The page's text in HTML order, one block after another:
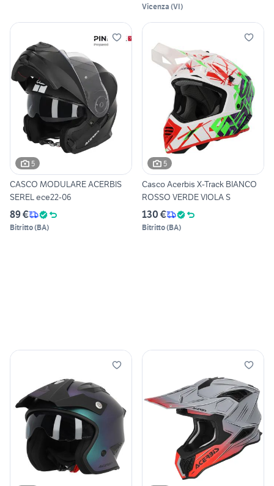
Vicenza (VI)
5
CASCO MODULARE ACERBIS
SEREL ece22-06
89 €
Bitritto(BA)
5
Casco Acerbis X-Track BIANCO
ROSSO VERDE VIOLA S
130 €
Bitritto(BA)